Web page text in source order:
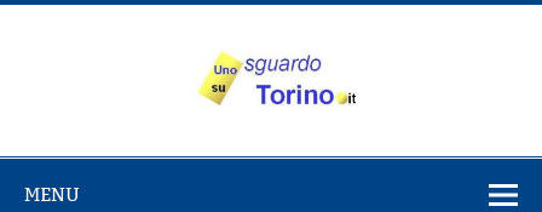
Salta
su Torino
MENU